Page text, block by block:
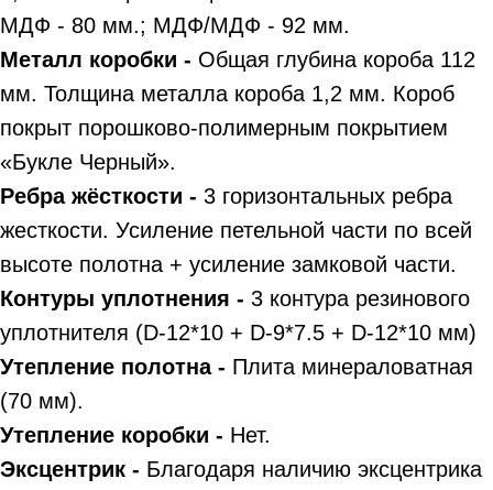
МДФ - 80 мм.; МДФ/МДФ - 92 мм.
Металл коробки - Общая глубина короба 112
мм. Толщина металла короба 1,2 мм. Короб
покрыт порошково-полимерным покрытием
«Букле Черный».
Ребра жёсткости - 3 горизонтальных ребра
жесткости. Усиление петельной части по всей
высоте полотна + усиление замковой части.
Контуры уплотнения - 3 контура резинового
уплотнителя (D-12*10 + D-9*7.5 + D-12*10 мм)
Утепление полотна - Плита минераловатная
(70 мм).
Утепление коробки - Нет.
Эксцентрик - Благодаря наличию эксцентрика